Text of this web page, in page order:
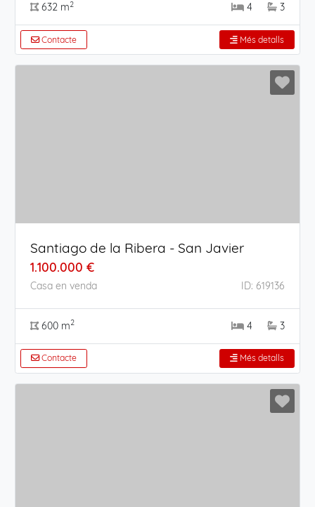
632 m2 4 3
Contacte Més detalls
Santiago de la Ribera - San Javier
1.100.000 €
Casa en venda ID: 619136
600 m2 4 3
Contacte Més detalls